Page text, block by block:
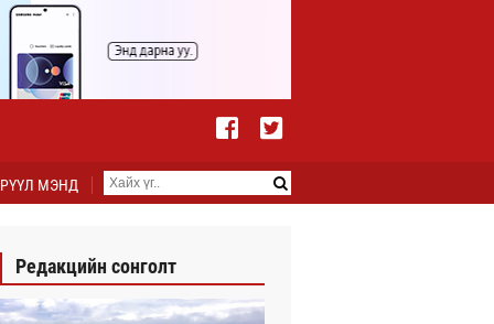
МЭНД
Редакцийн сонголт